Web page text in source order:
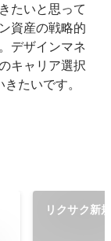
たいと思って
資産の戦略的
デザインマネ
キャリア選択
たいです。
リクサク新